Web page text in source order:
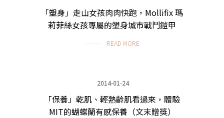
塑身運動「塑身」走山女孩肉肉快跑，Mollifix 瑪
莉菲絲女孩專屬的塑身城市戰鬥鎧甲
READ MORE
波痞愛美容
2014-01-24
「保養」乾肌、輕熟齡肌看過來，體驗
MIT的蝴蝶蘭有感保養（文末贈獎）